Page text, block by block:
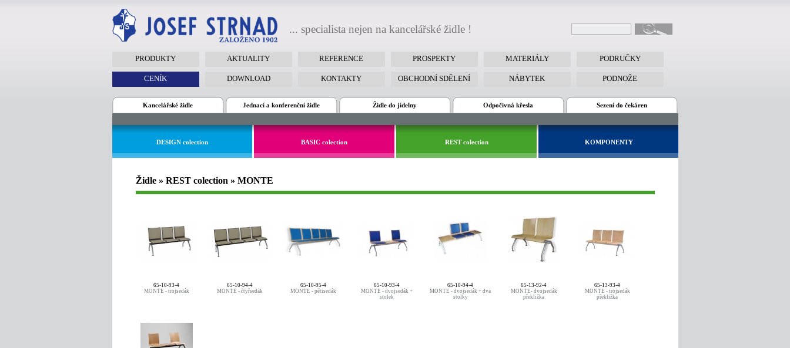
... specialista nejen na kancelářské židle !
PRODUKTY AKTUALITY REFERENCE PROSPEKTY MATERIÁLY PODRUČKY
CENÍK DOWNLOAD KONTAKTY OBCHODNÍ SDĚLENÍ NÁBYTEK PODNOŽE
Kancelářské židle Jednací a konferenční židle Židle do jídelny Odpočivná křesla Sezení do čekáren
DESIGN colection BASIC colection REST colection KOMPONENTY
Židle » REST colection » MONTE
65-10-93-4
MONTE - trojsedák
65-10-94-4
MONTE - čtyřsedák
65-10-95-4
MONTE - pětisedák
65-10-93-4
MONTE - dvojsedák +
stolek
65-10-94-4
MONTE - dvojsedák + dva
stolky
65-13-92-4
MONTE- dvojsedák
překližka
65-13-93-4
MONTE - trojsedák
překližka